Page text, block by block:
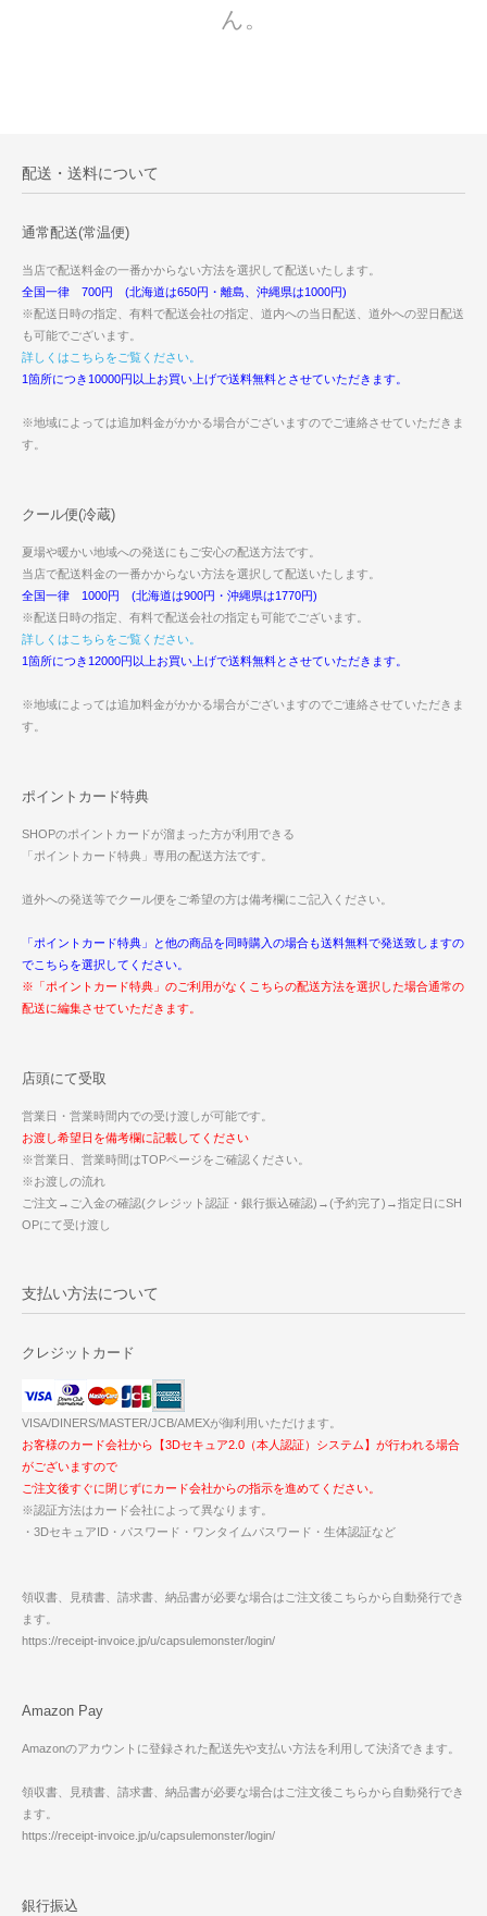
ん。
配送・送料について
通常配送(常温便)
当店で配送料金の一番かからない方法を選択して配送いたします。
全国一律 700円 (北海道は650円・離島、沖縄県は1000円)
※配送日時の指定、有料で配送会社の指定、道内への当日配送、道外への翌日配送
も可能でございます。
詳しくはこちらをご覧ください。
1箇所につき10000円以上お買い上げで送料無料とさせていただきます。
※地域によっては追加料金がかかる場合がございますのでご連絡させていただきま
す。
クール便(冷蔵)
夏場や暖かい地域への発送にもご安心の配送方法です。
当店で配送料金の一番かからない方法を選択して配送いたします。
全国一律 1000円 (北海道は900円・沖縄県は1770円)
※配送日時の指定、有料で配送会社の指定も可能でございます。
詳しくはこちらをご覧ください。
1箇所につき12000円以上お買い上げで送料無料とさせていただきます。
※地域によっては追加料金がかかる場合がございますのでご連絡させていただきま
す。
ポイントカード特典
SHOPのポイントカードが溜まった方が利用できる
「ポイントカード特典」専用の配送方法です。
道外への発送等でクール便をご希望の方は備考欄にご記入ください。
「ポイントカード特典」と他の商品を同時購入の場合も送料無料で発送致しますの
でこちらを選択してください。
※「ポイントカード特典」のご利用がなくこちらの配送方法を選択した場合通常の
配送に編集させていただきます。
店頭にて受取
営業日・営業時間内での受け渡しが可能です。
お渡し希望日を備考欄に記載してください
※営業日、営業時間はTOPページをご確認ください。
※お渡しの流れ
ご注文→ご入金の確認(クレジット認証・銀行振込確認)→(予約完了)→指定日にSH
OPにて受け渡し
支払い方法について
クレジットカード
VISA/DINERS/MASTER/JCB/AMEXが御利用いただけます。
お客様のカード会社から【3Dセキュア2.0（本人認証）システム】が行われる場合
がございますので
ご注文後すぐに閉じずにカード会社からの指示を進めてください。
※認証方法はカード会社によって異なります。
・3DセキュアID・パスワード・ワンタイムパスワード・生体認証など
領収書、見積書、請求書、納品書が必要な場合はご注文後こちらから自動発行でき
ます。
https://receipt-invoice.jp/u/capsulemonster/login/
Amazon Pay
Amazonのアカウントに登録された配送先や支払い方法を利用して決済できます。
領収書、見積書、請求書、納品書が必要な場合はご注文後こちらから自動発行でき
ます。
https://receipt-invoice.jp/u/capsulemonster/login/
銀行振込